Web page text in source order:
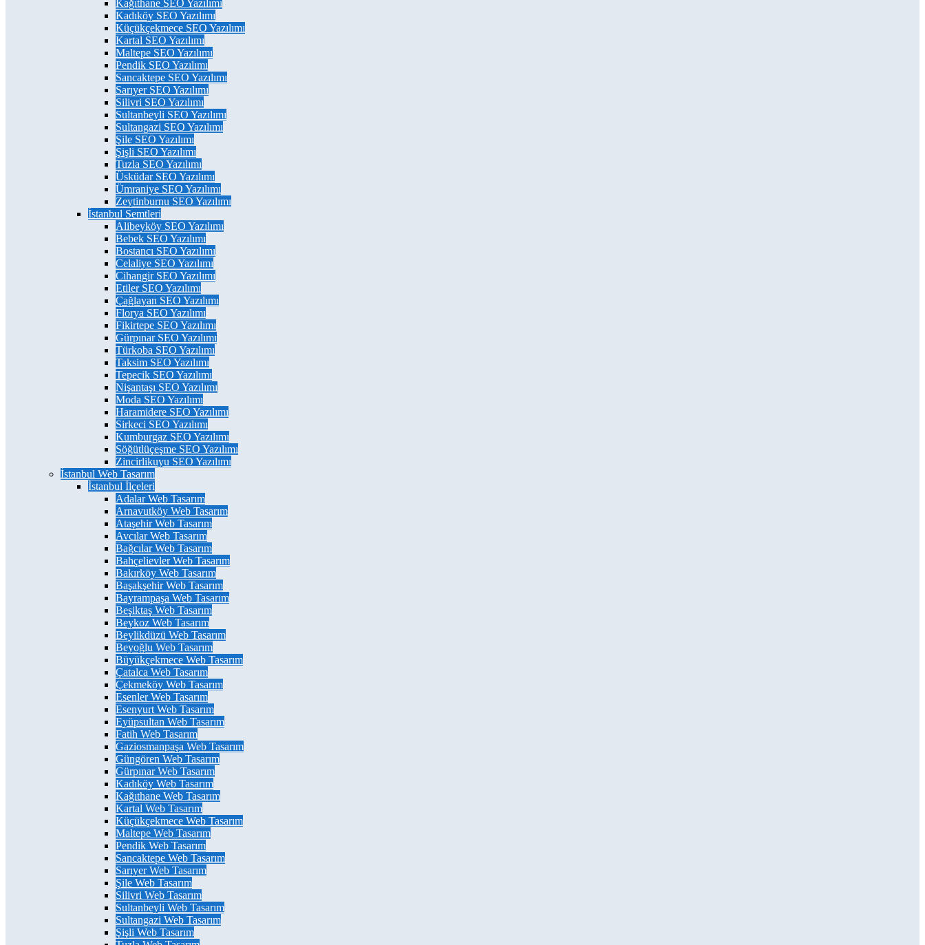
Kağıthane SEO Yazılımı
Kadıköy SEO Yazılımı
Küçükçekmece SEO Yazılımı
Kartal SEO Yazılımı
Maltepe SEO Yazılımı
Pendik SEO Yazılımı
Sancaktepe SEO Yazılımı
Sarıyer SEO Yazılımı
Silivri SEO Yazılımı
Sultanbeyli SEO Yazılımı
Sultangazi SEO Yazılımı
Şile SEO Yazılımı
Şişli SEO Yazılımı
Tuzla SEO Yazılımı
Üsküdar SEO Yazılımı
Ümraniye SEO Yazılımı
Zeytinburnu SEO Yazılımı
İstanbul Semtleri
Alibeyköy SEO Yazılımı
Bebek SEO Yazılımı
Bostancı SEO Yazılımı
Celaliye SEO Yazılımı
Cihangir SEO Yazılımı
Etiler SEO Yazılımı
Çağlayan SEO Yazılımı
Florya SEO Yazılımı
Fikirtepe SEO Yazılımı
Gürpınar SEO Yazılımı
Türkoba SEO Yazılımı
Taksim SEO Yazılımı
Tepecik SEO Yazılımı
Nişantaşı SEO Yazılımı
Moda SEO Yazılımı
Haramidere SEO Yazılımı
Sirkeci SEO Yazılımı
Kumburgaz SEO Yazılımı
Söğütlüçeşme SEO Yazılımı
Zincirlikuyu SEO Yazılımı
İstanbul Web Tasarım
İstanbul İlçeleri
Adalar Web Tasarım
Arnavutköy Web Tasarım
Ataşehir Web Tasarım
Avcılar Web Tasarım
Bağcılar Web Tasarım
Bahçelievler Web Tasarım
Bakırköy Web Tasarım
Başakşehir Web Tasarım
Bayrampaşa Web Tasarım
Beşiktaş Web Tasarım
Beykoz Web Tasarım
Beylikdüzü Web Tasarım
Beyoğlu Web Tasarım
Büyükçekmece Web Tasarım
Çatalca Web Tasarım
Çekmeköy Web Tasarım
Esenler Web Tasarım
Esenyurt Web Tasarım
Eyüpsultan Web Tasarım
Fatih Web Tasarım
Gaziosmanpaşa Web Tasarım
Güngören Web Tasarım
Gürpınar Web Tasarım
Kadıköy Web Tasarım
Kağıthane Web Tasarım
Kartal Web Tasarım
Küçükçekmece Web Tasarım
Maltepe Web Tasarım
Pendik Web Tasarım
Sancaktepe Web Tasarım
Sarıyer Web Tasarım
Şile Web Tasarım
Silivri Web Tasarım
Sultanbeyli Web Tasarım
Sultangazi Web Tasarım
Şişli Web Tasarım